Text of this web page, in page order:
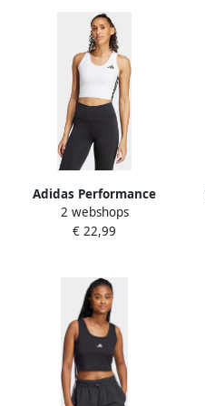
Adidas Performance
Tanktop TE 3S CROP TANK
2 webshops
€ 22,99